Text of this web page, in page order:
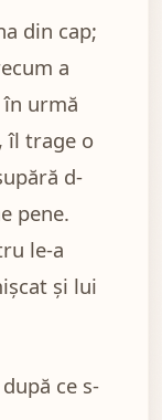
din cap;
a
urmă
îl trage o
d-
pene.
le-a
și lui
ce s-